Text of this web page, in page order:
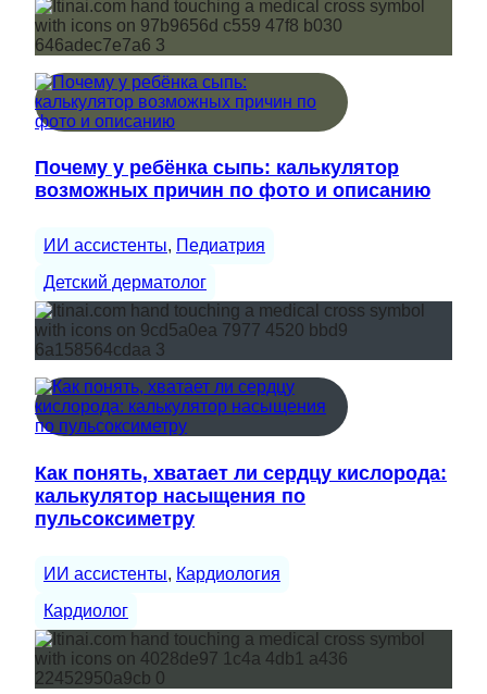
Почему у ребёнка сыпь: калькулятор
возможных причин по фото и описанию
ИИ ассистенты, Педиатрия
Детский дерматолог
Как понять, хватает ли сердцу кислорода:
калькулятор насыщения по
пульсоксиметру
ИИ ассистенты, Кардиология
Кардиолог